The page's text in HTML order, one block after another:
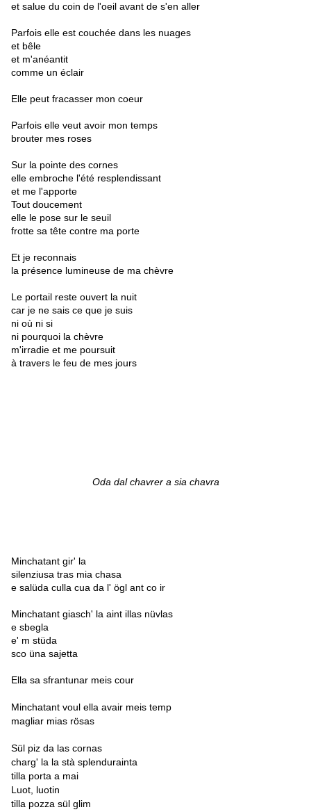
et salue du coin de l'oeil avant de s'en aller
Parfois elle est couchée dans les nuages
et bêle
et m'anéantit
comme un éclair
Elle peut fracasser mon coeur
Parfois elle veut avoir mon temps
brouter mes roses
Sur la pointe des cornes
elle embroche l'été resplendissant
et me l'apporte
Tout doucement
elle le pose sur le seuil
frotte sa tête contre ma porte
Et je reconnais
la présence lumineuse de ma chèvre
Le portail reste ouvert la nuit
car je ne sais ce que je suis
ni où ni si
ni pourquoi la chèvre
m'irradie et me poursuit
à travers le feu de mes jours
Oda dal chavrer a sia chavra
Minchatant gir' la
silenziusa tras mia chasa
e salüda culla cua da l' ögl ant co ir
Minchatant giasch' la aint illas nüvlas
e sbegla
e' m stüda
sco üna sajetta
Ella sa sfrantunar meis cour
Minchatant voul ella avair meis temp
magliar mias rösas
Sül piz da las cornas
charg' la la stà splendurainta
tilla porta a mai
Luot, luotin
tilla pozza sül glim